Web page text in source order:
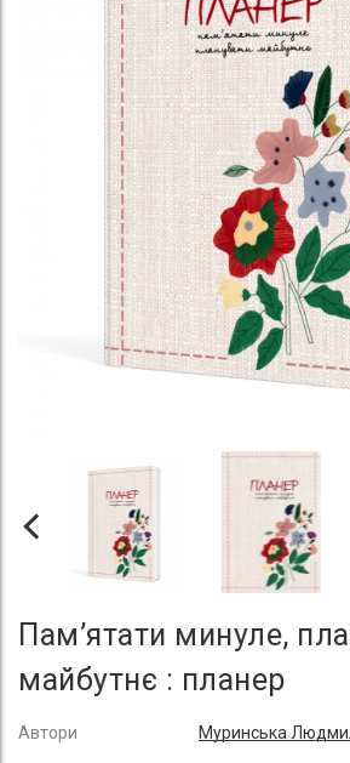
Пам’ятати минуле,
майбутнє : планер
Автори Муринська